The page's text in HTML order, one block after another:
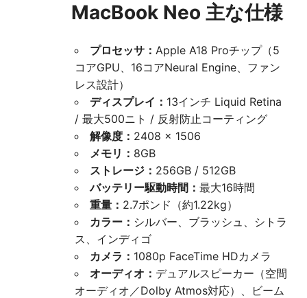
MacBook Neo 主な仕様
プロセッサ： Apple A18 Proチップ（5
コアGPU、16コアNeural Engine、ファン
レス設計）
ディスプレイ： 13インチ Liquid Retina
/ 最大500ニト / 反射防止コーティング
解像度： 2408 × 1506
メモリ： 8GB
ストレージ： 256GB / 512GB
バッテリー駆動時間： 最大16時間
重量： 2.7ポンド（約1.22kg）
カラー： シルバー、ブラッシュ、シトラ
ス、インディゴ
カメラ： 1080p FaceTime HDカメラ
オーディオ： デュアルスピーカー（空間
オーディオ／Dolby Atmos対応）、ビーム